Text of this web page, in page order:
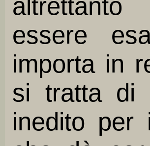
essere
importa in
si tratta di
inedito per